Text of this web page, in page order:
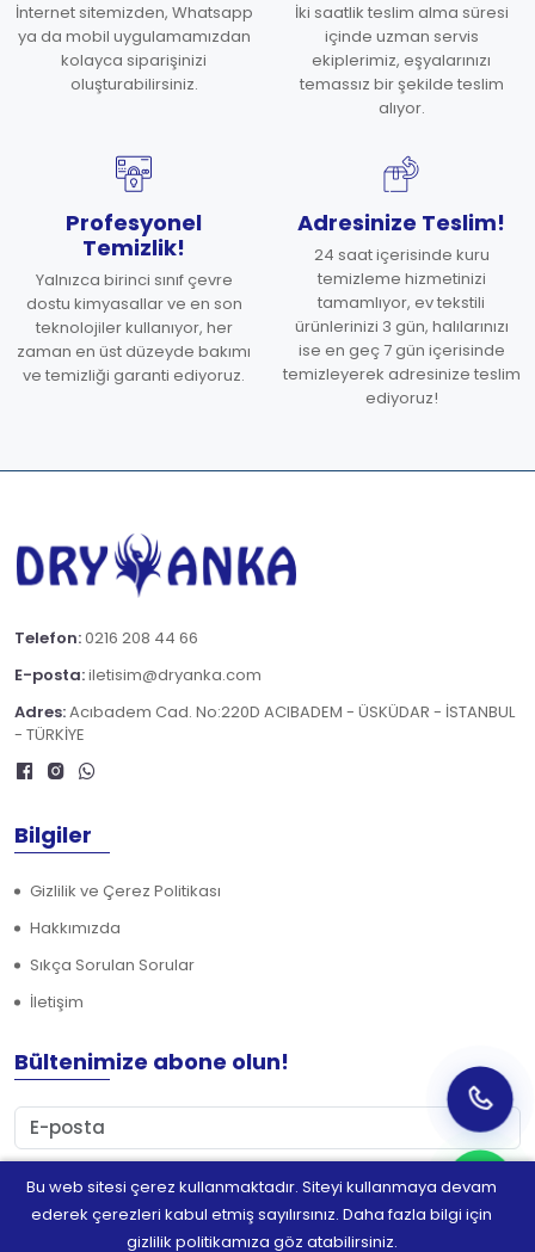
Bu web sitesi çerez kullanmaktadır. Siteyi kullanmaya devam
ederek çerezleri kabul etmiş sayılırsınız. Daha fazla bilgi için
gizlilik politikamıza göz atabilirsiniz.
İnternet sitemizden, Whatsapp
ya da mobil uygulamamızdan
kolayca siparişinizi
oluşturabilirsiniz.
İki saatlik teslim alma süresi
içinde uzman servis
ekiplerimiz, eşyalarınızı
temassız bir şekilde teslim
alıyor.
Profesyonel
Temizlik!
Yalnızca birinci sınıf çevre
dostu kimyasallar ve en son
teknolojiler kullanıyor, her
zaman en üst düzeyde bakımı
ve temizliği garanti ediyoruz.
Adresinize Teslim!
24 saat içerisinde kuru
temizleme hizmetinizi
tamamlıyor, ev tekstili
ürünlerinizi 3 gün, halılarınızı
ise en geç 7 gün içerisinde
temizleyerek adresinize teslim
ediyoruz!
Telefon:0216 208 44 66
E-posta:iletisim@dryanka.com
Adres:Acıbadem Cad. No:220D ACIBADEM - ÜSKÜDAR - İSTANBUL
- TÜRKİYE
Bilgiler
Gizlilik ve Çerez Politikası
Hakkımızda
Sıkça Sorulan Sorular
İletişim
Bültenimize abone olun!
Abone Ol